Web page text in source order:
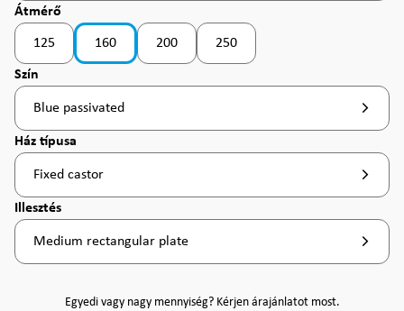
Válasszon
Átmérő
125 160 200 250
Válasszon
Szín
Blue passivated
Válasszon
Ház típusa
Fixed castor
Válasszon
Illesztés
Medium rectangular plate
Egyedi vagy nagy mennyiség? Kérjen árajánlatot most.